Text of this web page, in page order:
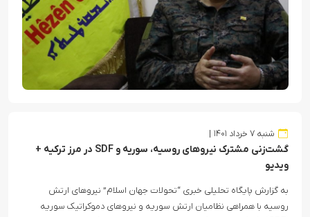
شنبه ۷ خرداد ۱۴۰۱
گشت‌زنی مشترک نیروهای روسیه، سوریه و SDF در مرز ترکیه +
ویدیو
به گزارش پایگاه تحلیلی خبری “تحولات جهان اسلام” نیروهای ارتش
روسیه با همراهی نظامیان ارتش سوریه و نیروهای دموکراتیک سوریه